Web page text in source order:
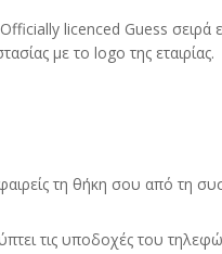
licenced Guess σειρά
με το logo της εταιρίας.
τη θήκη σου από τη
τις υποδοχές του